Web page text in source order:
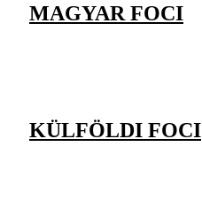
MAGYAR FOCI
KÜLFÖLDI FOCI